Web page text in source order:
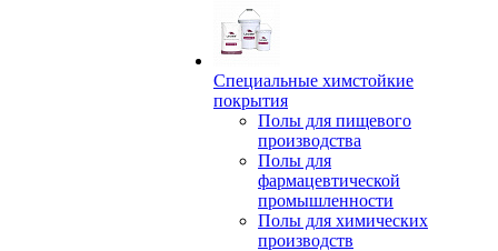
Специальные химстойкие
покрытия
Полы для пищевого
производства
Полы для
фармацевтической
промышленности
Полы для химических
производств